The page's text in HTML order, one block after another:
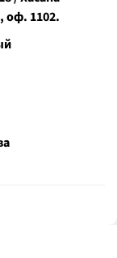
оф. 1102.